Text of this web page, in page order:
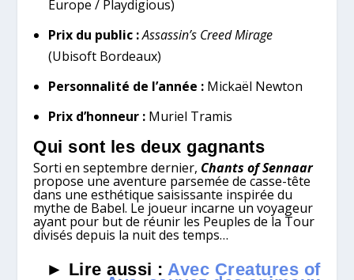
Europe / Playdigious)
Prix du public :Assassin’s Creed Mirage
(Ubisoft Bordeaux)
Personnalité de l’année : Mickaël Newton
Prix d’honneur : Muriel Tramis
Qui sont les deux gagnants
Sorti en septembre dernier, Chants of Sennaar
propose une aventure parsemée de casse-tête
dans une esthétique saisissante inspirée du
mythe de Babel. Le joueur incarne un voyageur
ayant pour but de réunir les Peuples de la Tour
divisés depuis la nuit des temps…
► Lire aussi :Avec Creatures of